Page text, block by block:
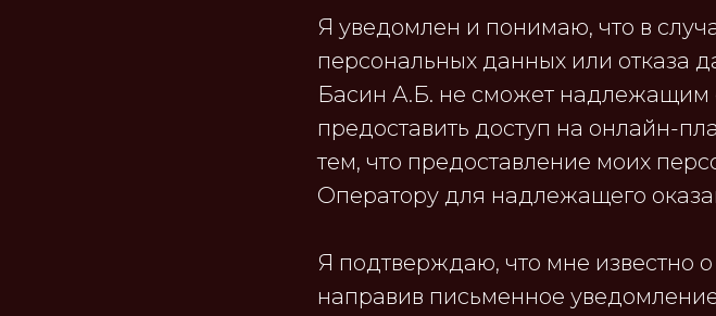
Я уведомлен и понимаю, что в
персональных данных или отказа
Басин А.Б. не сможет надлежащим
предоставить доступ на онлайн-
тем, что предоставление моих
Оператору для надлежащего
Я подтверждаю, что мне известно о
направив письменное